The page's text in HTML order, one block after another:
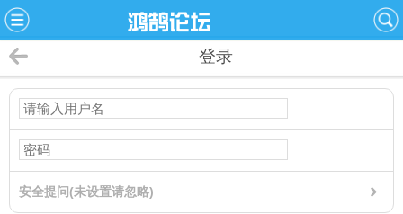
登录
安全提问(未设置请忽略)